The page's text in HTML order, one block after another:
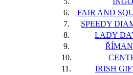
6.
FAIR AND
7.
SPEEDY
8.
LADY
9.
10.
11.
IRISH